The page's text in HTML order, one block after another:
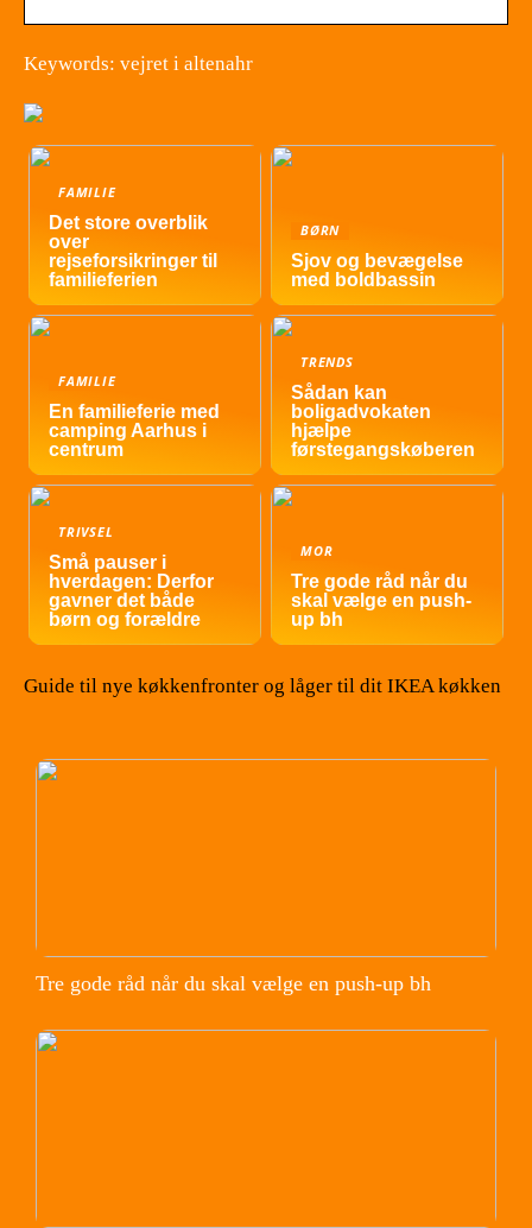
Keywords: vejret i altenahr
FAMILIE
Det store overblik
over
rejseforsikringer til
familieferien
BØRN
Sjov og bevægelse
med boldbassin
FAMILIE
En familieferie med
camping Aarhus i
centrum
TRENDS
Sådan kan
boligadvokaten
hjælpe
førstegangskøberen
TRIVSEL
Små pauser i
hverdagen: Derfor
gavner det både
børn og forældre
MOR
Tre gode råd når du
skal vælge en push-
up bh
Guide til nye køkkenfronter og låger til dit IKEA køkken
Tre gode råd når du skal vælge en push-up bh